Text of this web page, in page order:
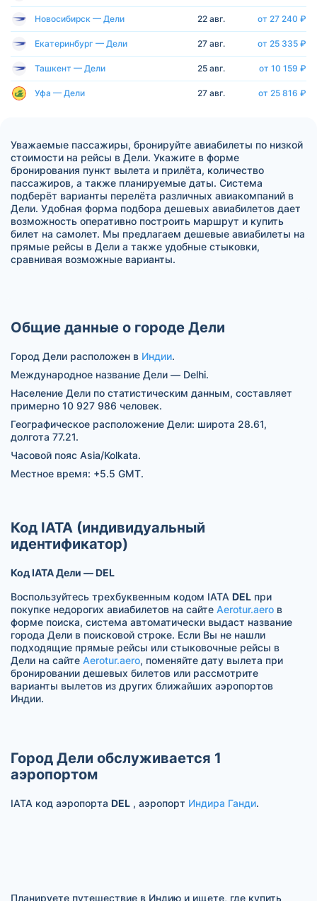
Новосибирск — Дели 22 авг. от 27 240 ₽
Екатеринбург — Дели 27 авг. от 25 335 ₽
Ташкент — Дели 25 авг. от 10 159 ₽
Уфа — Дели 27 авг. от 25 816 ₽
Уважаемые пассажиры, бронируйте авиабилеты по низкой
стоимости на рейсы в Дели. Укажите в форме
бронирования пункт вылета и прилёта, количество
пассажиров, а также планируемые даты. Система
подберёт варианты перелёта различных авиакомпаний в
Дели. Удобная форма подбора дешевых авиабилетов дает
возможность оперативно построить маршрут и купить
билет на самолет. Мы предлагаем дешевые авиабилеты на
прямые рейсы в Дели а также удобные стыковки,
сравнивая возможные варианты.
Общие данные о городе Дели
Город Дели расположен в Индии.
Международное название Дели — Delhi.
Население Дели по статистическим данным, составляет
примерно 10 927 986 человек.
Географическое расположение Дели: широта 28.61,
долгота 77.21.
Часовой пояс Asia/Kolkata.
Местное время: +5.5 GMT.
Код IATA (индивидуальный
идентификатор)
Код IATA Дели — DEL
Воспользуйтесь трехбуквенным кодом IATA DEL при
покупке недорогих авиабилетов на сайте Aerotur.aero в
форме поиска, система автоматически выдаст название
города Дели в поисковой строке. Если Вы не нашли
подходящие прямые рейсы или стыковочные рейсы в
Дели на сайте Aerotur.aero, поменяйте дату вылета при
бронировании дешевых билетов или рассмотрите
варианты вылетов из других ближайших аэропортов
Индии.
Город Дели обслуживается 1
аэропортом
IATA код аэропорта DEL , аэропорт Индира Ганди.
Планируете путешествие в Индию и ищете, где купить